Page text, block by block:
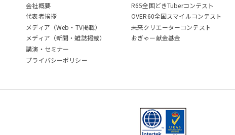
会社概要
代表者挨拶
メディア（Web・TV掲載）
メディア（新聞・雑誌掲載）
講演・セミナー
プライバシーポリシー
R65全国どきTuberコンテスト
OVER60全国スマイルコンテスト
未来クリエーターコンテスト
おぎゃー献金基金